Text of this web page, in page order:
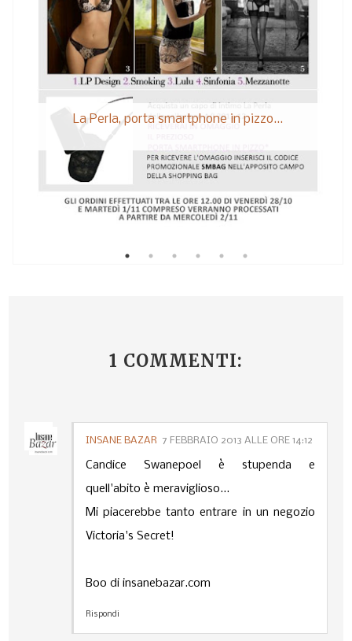
La Perla, porta smartphone in pizzo...
1 COMMENTI:
INSANE BAZAR 7 FEBBRAIO 2013 ALLE ORE 14:12
Candice Swanepoel è stupenda e
quell'abito è meraviglioso...
Mi piacerebbe tanto entrare in un negozio
Victoria's Secret!
Boo di insanebazar.com
Rispondi